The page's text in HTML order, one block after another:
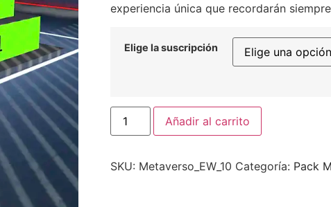
experiencia única que recordarán
Elige la suscripción
Añadir al carrito
SKU: Metaverso_EW_10 Categoría: Pack